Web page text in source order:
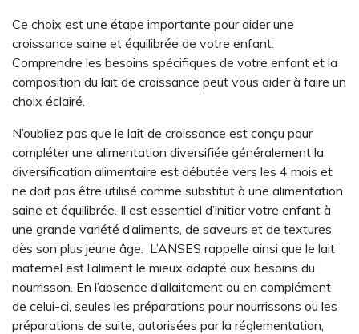
Ce choix est une étape importante pour aider une
croissance saine et équilibrée de votre enfant.
Comprendre les besoins spécifiques de votre enfant et la
composition du lait de croissance peut vous aider à faire un
choix éclairé.
N’oubliez pas que le lait de croissance est conçu pour
compléter une alimentation diversifiée généralement la
diversification alimentaire est débutée vers les 4 mois et
ne doit pas être utilisé comme substitut à une alimentation
saine et équilibrée. Il est essentiel d’initier votre enfant à
une grande variété d’aliments, de saveurs et de textures
dès son plus jeune âge. L’ANSES rappelle ainsi que le lait
maternel est l’aliment le mieux adapté aux besoins du
nourrisson. En l’absence d’allaitement ou en complément
de celui-ci, seules les préparations pour nourrissons ou les
préparations de suite, autorisées par la réglementation,